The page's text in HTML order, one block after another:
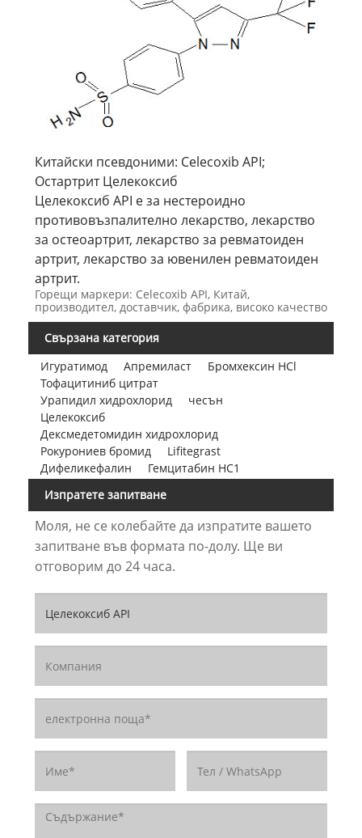
Китайски псевдоними: Celecoxib API;
Остартрит Целекоксиб
Целекоксиб API е за нестероидно
противовъзпалително лекарство, лекарство
за остеоартрит, лекарство за ревматоиден
артрит, лекарство за ювенилен ревматоиден
артрит.
Горещи маркери: Celecoxib API, Китай,
производител, доставчик, фабрика, високо качество
Свързана категория
Игуратимод
Апремиласт
Бромхексин HCl
Тофацитиниб цитрат
Урапидил хидрохлорид
чесън
Целекоксиб
Дексмедетомидин хидрохлорид
Рокурониев бромид
Lifitegrast
Дифеликефалин
Гемцитабин НС1
Изпратете запитване
Моля, не се колебайте да изпратите вашето
запитване във формата по-долу. Ще ви
отговорим до 24 часа.